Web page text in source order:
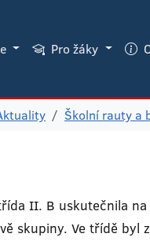
Pro žáky
Školní rauty a
II. B uskutečnila
skupiny. Ve třídě